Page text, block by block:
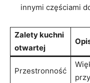
innymi częściami
Zalety kuchni
otwartej
Przestronność